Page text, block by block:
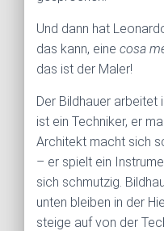
Und dann hat
das kann, eine cosa
das ist der Maler!
Der Bildhauer arbeitet
ist ein Techniker, er
Architekt macht sich
– er spielt ein
sich schmutzig.
unten bleiben in der
steige auf von der